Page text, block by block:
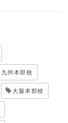
九州本部校
大阪本部校